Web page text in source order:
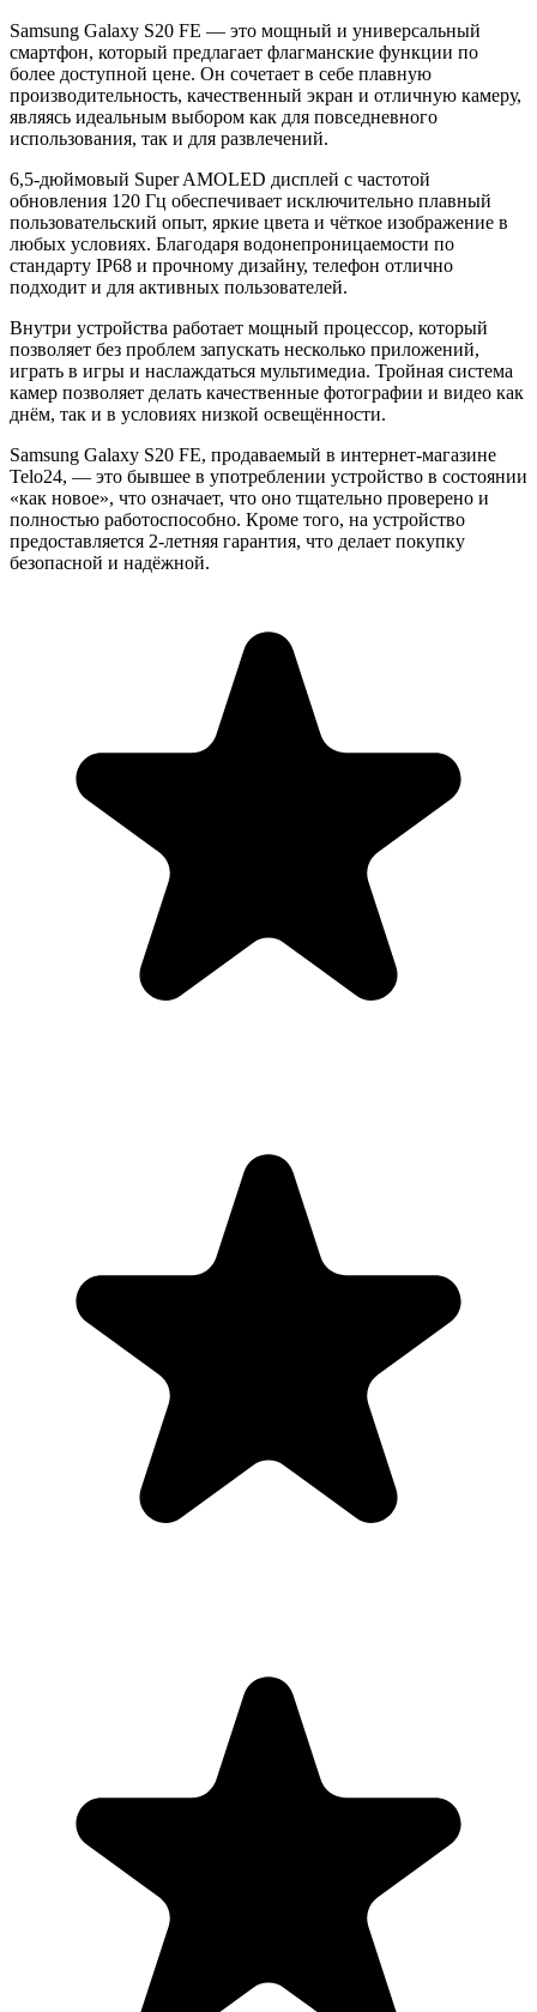
Samsung Galaxy S20 FE — это мощный и универсальный
смартфон, который предлагает флагманские функции по
более доступной цене. Он сочетает в себе плавную
производительность, качественный экран и отличную камеру,
являясь идеальным выбором как для повседневного
использования, так и для развлечений.
6,5-дюймовый Super AMOLED дисплей с частотой
обновления 120 Гц обеспечивает исключительно плавный
пользовательский опыт, яркие цвета и чёткое изображение в
любых условиях. Благодаря водонепроницаемости по
стандарту IP68 и прочному дизайну, телефон отлично
подходит и для активных пользователей.
Внутри устройства работает мощный процессор, который
позволяет без проблем запускать несколько приложений,
играть в игры и наслаждаться мультимедиа. Тройная система
камер позволяет делать качественные фотографии и видео как
днём, так и в условиях низкой освещённости.
Samsung Galaxy S20 FE, продаваемый в интернет-магазине
Telo24, — это бывшее в употреблении устройство в состоянии
«как новое», что означает, что оно тщательно проверено и
полностью работоспособно. Кроме того, на устройство
предоставляется 2-летняя гарантия, что делает покупку
безопасной и надёжной.